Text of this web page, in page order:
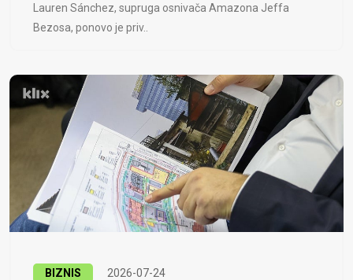
Lauren Sánchez, supruga osnivača Amazona Jeffa
Bezosa, ponovo je priv..
BIZNIS 2026-07-24